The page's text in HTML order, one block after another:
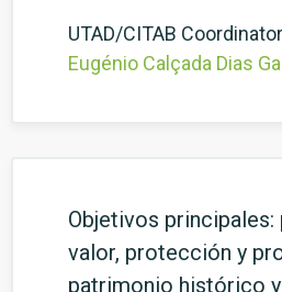
UTAD/CITAB
Eugénio Calçada Dias
Objetivos principales:
valor, protección y
patrimonio histórico